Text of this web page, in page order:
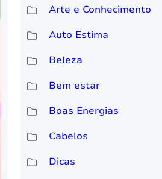
Arte e Conhecimento
Auto Estima
Beleza
Bem estar
Boas Energias
Cabelos
Dicas